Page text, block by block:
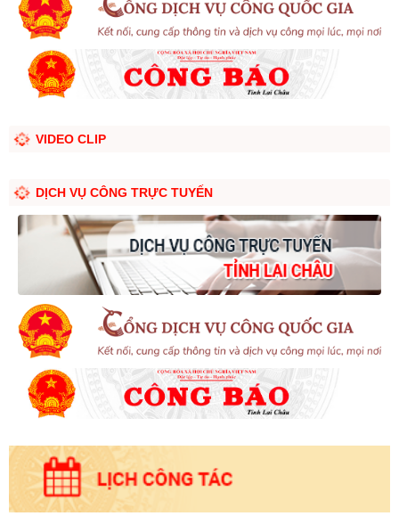
VIDEO CLIP
DỊCH VỤ CÔNG TRỰC TUYẾN